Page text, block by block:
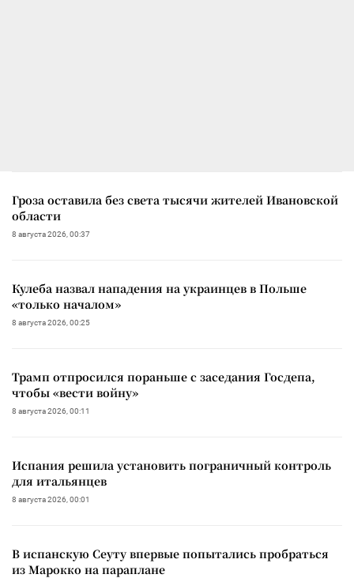
Гроза оставила без света тысячи жителей Ивановской
области
8 августа 2026, 00:37
Кулеба назвал нападения на украинцев в Польше
«только началом»
8 августа 2026, 00:25
Трамп отпросился пораньше с заседания Госдепа,
чтобы «вести войну»
8 августа 2026, 00:11
Испания решила установить пограничный контроль
для итальянцев
8 августа 2026, 00:01
В испанскую Сеуту впервые попытались пробраться
из Марокко на параплане